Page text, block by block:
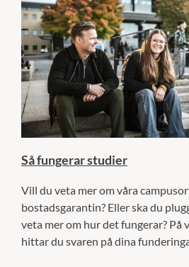
Så fungerar studier
Vill du veta mer om våra
bostadsgarantin? Eller ska du
veta mer om hur det fungerar?
hittar du svaren på dina